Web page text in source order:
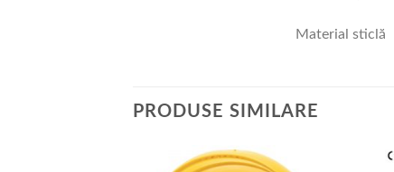
Material sticlă
PRODUSE SIMILARE